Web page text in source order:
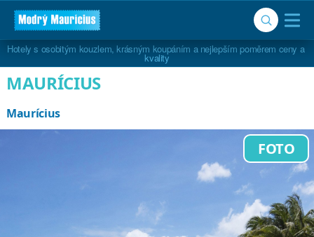
Hotely s osobitým kouzlem, krásným koupáním a nejlepším poměrem ceny a
kvality
MAURÍCIUS
Maurícius
FOTO